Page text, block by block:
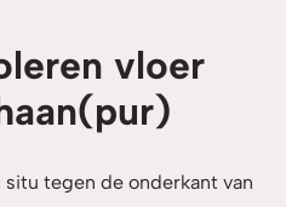
vloer
tegen de onderkant van